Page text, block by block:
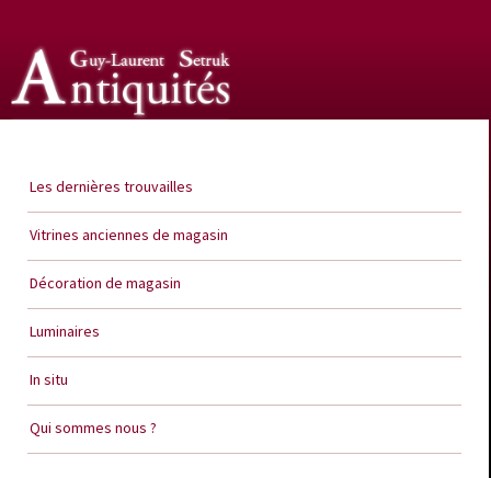
Les dernières trouvailles
Vitrines anciennes de magasin
Décoration de magasin
Luminaires
In situ
Qui sommes nous ?